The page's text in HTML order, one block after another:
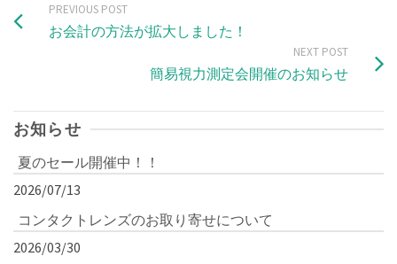
PREVIOUS POST
お会計の方法が拡大しました！
NEXT POST
簡易視力測定会開催のお知らせ
お知らせ
夏のセール開催中！！
2026/07/13
コンタクトレンズのお取り寄せについて
2026/03/30